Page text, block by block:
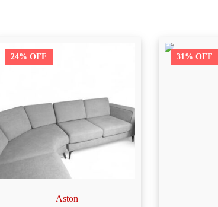
24% OFF
Aston
31% OFF